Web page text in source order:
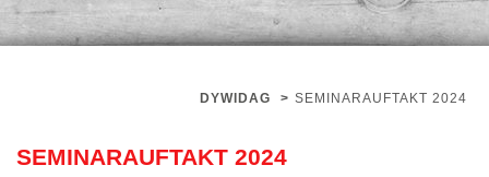
DYWIDAG > SEMINARAUFTAKT 2024
SEMINARAUFTAKT 2024